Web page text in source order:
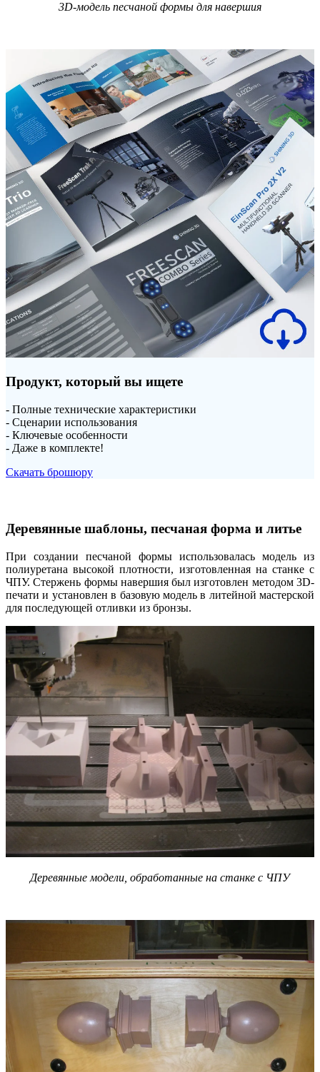
3D-модель песчаной формы для навершия
Продукт, который вы ищете
- Полные технические характеристики
- Сценарии использования
- Ключевые особенности
- Даже в комплекте!
Скачать брошюру
Деревянные шаблоны, песчаная форма и литье
При создании песчаной формы использовалась модель из
полиуретана высокой плотности, изготовленная на станке с
ЧПУ. Стержень формы навершия был изготовлен методом 3D-
печати и установлен в базовую модель в литейной мастерской
для последующей отливки из бронзы.
Деревянные модели, обработанные на станке с ЧПУ